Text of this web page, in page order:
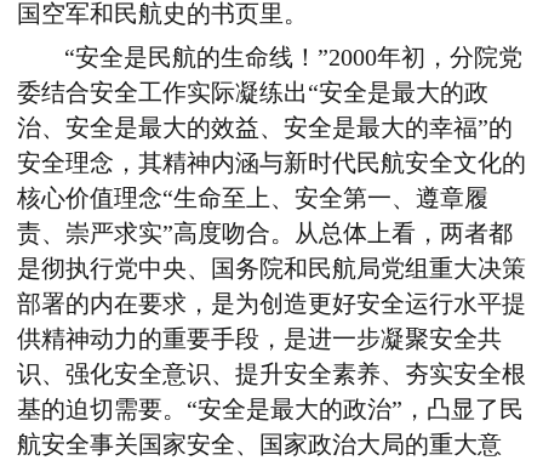
国空军和民航史的书页里。
“安全是民航的生命线！”2000年初，分院党
委结合安全工作实际凝练出“安全是最大的政
治、安全是最大的效益、安全是最大的幸福”的
安全理念，其精神内涵与新时代民航安全文化的
核心价值理念“生命至上、安全第一、遵章履
责、崇严求实”高度吻合。从总体上看，两者都
是彻执行党中央、国务院和民航局党组重大决策
部署的内在要求，是为创造更好安全运行水平提
供精神动力的重要手段，是进一步凝聚安全共
识、强化安全意识、提升安全素养、夯实安全根
基的迫切需要。“安全是最大的政治”，凸显了民
航安全事关国家安全、国家政治大局的重大意